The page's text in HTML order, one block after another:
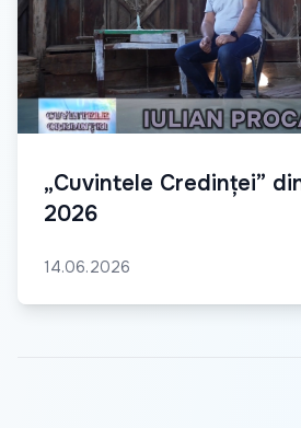
„Cuvintele Credinței”
2026
14.06.2026